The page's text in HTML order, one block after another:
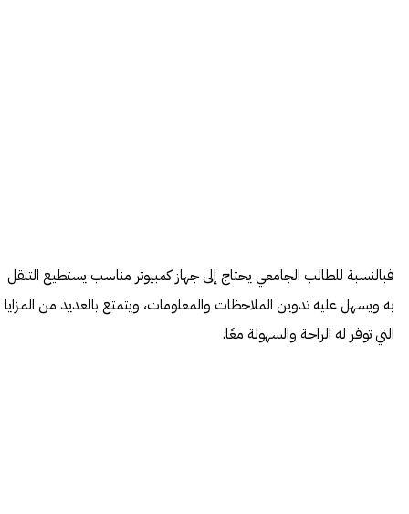
فبالنسبة للطالب الجامعي يحتاج إلى جهاز كمبيوتر مناسب يستطيع التنقل
به ويسهل عليه تدوين الملاحظات والمعلومات، ويتمتع بالعديد من المزايا
التي توفر له الراحة والسهولة معًا.